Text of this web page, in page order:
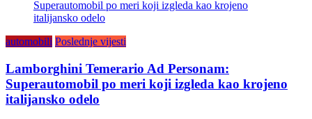
automobili Poslednje vijesti
Lamborghini Temerario Ad Personam:
Superautomobil po meri koji izgleda kao krojeno
italijansko odelo